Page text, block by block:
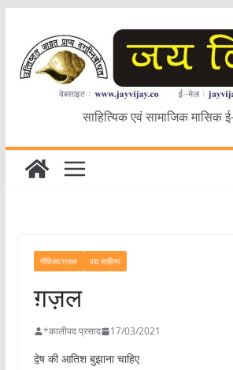
content
साहित्यिक एवं सामाजिक मासिक
गीतिका/ग़ज़ल पद्य साहित्य
ग़ज़ल
*कालीपद प्रसाद 17/03/2021
द्वेष की आतिश बुझाना चाहिए